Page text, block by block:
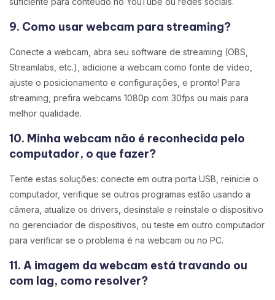
9. Como usar webcam para streaming?
Conecte a webcam, abra seu software de streaming (OBS,
Streamlabs, etc.), adicione a webcam como fonte de vídeo,
ajuste o posicionamento e configurações, e pronto! Para
streaming, prefira webcams 1080p com 30fps ou mais para
melhor qualidade.
10. Minha webcam não é reconhecida pelo
computador, o que fazer?
Tente estas soluções: conecte em outra porta USB, reinicie o
computador, verifique se outros programas estão usando a
câmera, atualize os drivers, desinstale e reinstale o dispositivo
no gerenciador de dispositivos, ou teste em outro computador
para verificar se o problema é na webcam ou no PC.
11. A imagem da webcam está travando ou
com lag, como resolver?